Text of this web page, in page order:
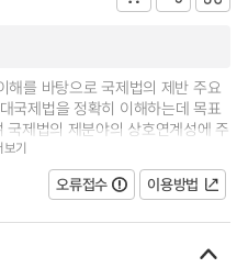
해를 바탕으로 국제법의 제반 주요
국제법을 정확히 이해하는데 목표
제법의 제분야의 상호연계성에 주
보기
오류접수 이용방법